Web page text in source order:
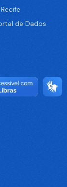
de Dados